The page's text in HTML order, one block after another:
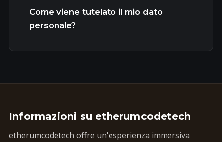
Come viene tutelato il mio dato
personale?
Informazioni su etherumcodetech
etherumcodetech offre un'esperienza immersiva